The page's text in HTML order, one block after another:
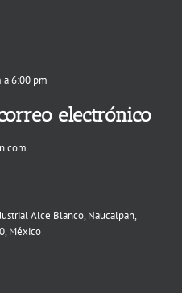
a 6:00 pm
electrónico
Alce Blanco, Naucalpan,
México